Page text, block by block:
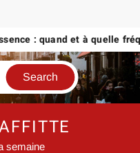
: quand et à quelle
semaine